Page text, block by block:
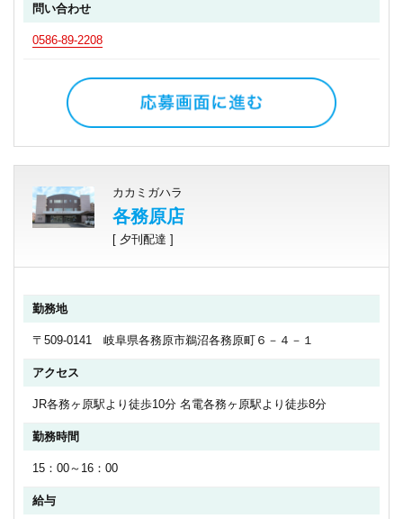
問い合わせ
0586-89-2208
カカミガハラ
各務原店
[ 夕刊配達 ]
勤務地
〒509-0141 岐阜県各務原市鵜沼各務原町６－４－１
アクセス
JR各務ヶ原駅より徒歩10分 名電各務ヶ原駅より徒歩8分
勤務時間
15：00～16：00
給与